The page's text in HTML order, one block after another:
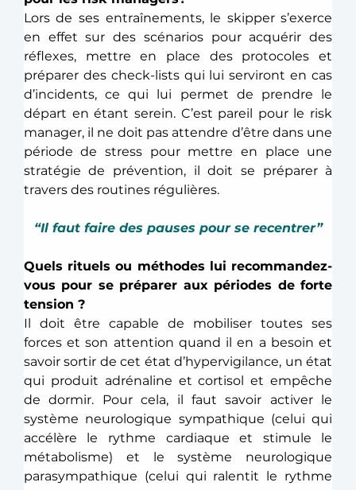
Lors de ses entraînements, le skipper s’exerce
en effet sur des scénarios pour acquérir des
réflexes, mettre en place des protocoles et
préparer des check-lists qui lui serviront en cas
d’incidents, ce qui lui permet de prendre le
départ en étant serein. C’est pareil pour le risk
manager, il ne doit pas attendre d’être dans une
période de stress pour mettre en place une
stratégie de prévention, il doit se préparer à
travers des routines régulières.
“Il faut faire des pauses pour se recentrer”
Quels rituels ou méthodes lui recommandez-
vous pour se préparer aux périodes de forte
tension ?
Il doit être capable de mobiliser toutes ses
forces et son attention quand il en a besoin et
savoir sortir de cet état d’hypervigilance, un état
qui produit adrénaline et cortisol et empêche
de dormir. Pour cela, il faut savoir activer le
système neurologique sympathique (celui qui
accélère le rythme cardiaque et stimule le
métabolisme) et le système neurologique
parasympathique (celui qui ralentit le rythme